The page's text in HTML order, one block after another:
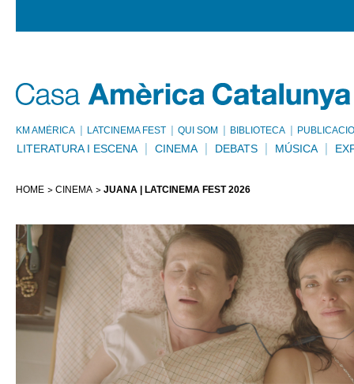
KM AMÈRICA LATCINEMA FEST QUI SOM BIBLIOTECA
LITERATURA I ESCENA CINEMA DEBATS MÚSICA
HOME CINEMA JUANA | LATCINEMA FEST 2026